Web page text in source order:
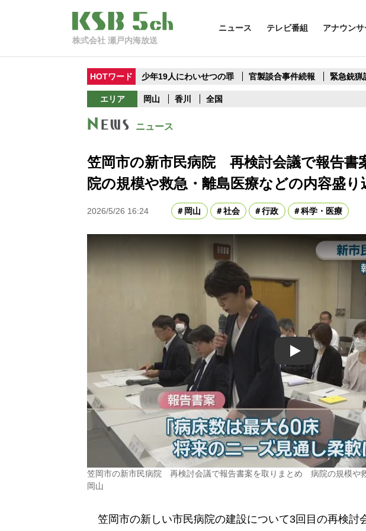
株式会社 瀬戸内海放送
ニュース テレビ番組 アナウンサ
HOTワード 少年19人にわいせつの罪 官製談合事件続報 緊急銃猟
エリア 岡山 香川 全国
ニュース
笠岡市の新市民病院 再検討会議で報告
院の規模や救急・離島医療などの内容盛
2026/5/26 16:24 岡山 社会 行政 科学・医療
Play
笠岡市の新市民病院 再検討会議で報告書案を取りまとめ 病院の規模や
岡山
笠岡市の新しい市民病院の建設について3回目の再検討